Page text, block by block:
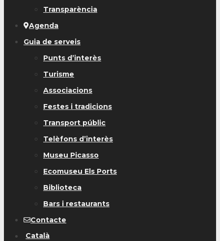
Transparència
Agenda
Guia de serveis
Punts d’interès
Turisme
Associacions
Festes i tradicions
Transport públic
Telèfons d’interès
Museu Picasso
Ecomuseu Els Ports
Biblioteca
Bars i restaurants
Contacte
Català